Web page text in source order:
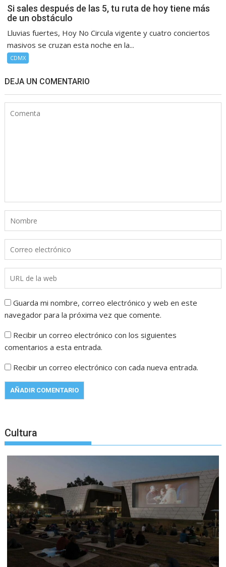
Si sales después de las 5, tu ruta de hoy tiene más
de un obstáculo
Lluvias fuertes, Hoy No Circula vigente y cuatro conciertos
masivos se cruzan esta noche en la...
CDMX
DEJA UN COMENTARIO
Guarda mi nombre, correo electrónico y web en este
navegador para la próxima vez que comente.
Recibir un correo electrónico con los siguientes
comentarios a esta entrada.
Recibir un correo electrónico con cada nueva entrada.
Cultura